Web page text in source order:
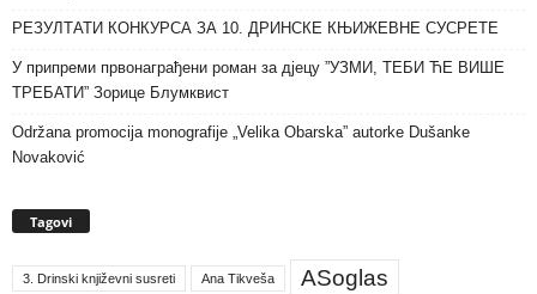
РЕЗУЛТАТИ КОНКУРСА ЗА 10. ДРИНСКЕ КЊИЖЕВНЕ СУСРЕТЕ
У припреми првонаграђени роман за дјецу ”УЗМИ, ТЕБИ ЋЕ ВИШЕ
ТРЕБАТИ” Зорице Блумквист
Održana promocija monografije „Velika Obarska” autorke Dušanke
Novaković
Tagovi
3. Drinski književni susreti Ana Tikveša ASoglas